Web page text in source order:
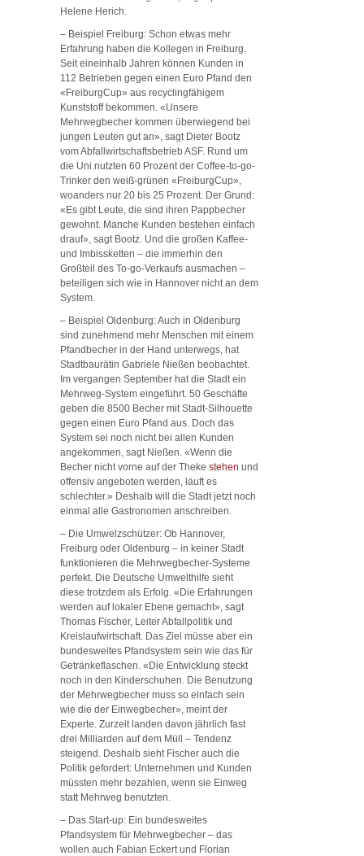
Helene Herich.
– Beispiel Freiburg: Schon etwas mehr
Erfahrung haben die Kollegen in Freiburg.
Seit eineinhalb Jahren können Kunden in
112 Betrieben gegen einen Euro Pfand den
«FreiburgCup» aus recyclingfähigem
Kunststoff bekommen. «Unsere
Mehrwegbecher kommen überwiegend bei
jungen Leuten gut an», sagt Dieter Bootz
vom Abfallwirtschaftsbetrieb ASF. Rund um
die Uni nutzten 60 Prozent der Coffee-to-go-
Trinker den weiß-grünen «FreiburgCup»,
woanders nur 20 bis 25 Prozent. Der Grund:
«Es gibt Leute, die sind ihren Pappbecher
gewohnt. Manche Kunden bestehen einfach
drauf», sagt Bootz. Und die großen Kaffee-
und Imbissketten – die immerhin den
Großteil des To-go-Verkaufs ausmachen –
beteiligen sich wie in Hannover nicht an dem
System.
– Beispiel Oldenburg: Auch in Oldenburg
sind zunehmend mehr Menschen mit einem
Pfandbecher in der Hand unterwegs, hat
Stadtbaurätin Gabriele Nießen beobachtet.
Im vergangen September hat die Stadt ein
Mehrweg-System eingeführt. 50 Geschäfte
geben die 8500 Becher mit Stadt-Silhouette
gegen einen Euro Pfand aus. Doch das
System sei noch nicht bei allen Kunden
angekommen, sagt Nießen. «Wenn die
Becher nicht vorne auf der Theke stehen und
offensiv angeboten werden, läuft es
schlechter.» Deshalb will die Stadt jetzt noch
einmal alle Gastronomen anschreiben.
– Die Umwelzschützer: Ob Hannover,
Freiburg oder Oldenburg – in keiner Stadt
funktionieren die Mehrwegbecher-Systeme
perfekt. Die Deutsche Umwelthilfe sieht
diese trotzdem als Erfolg. «Die Erfahrungen
werden auf lokaler Ebene gemacht», sagt
Thomas Fischer, Leiter Abfallpolitik und
Kreislaufwirtschaft. Das Ziel müsse aber ein
bundesweites Pfandsystem sein wie das für
Getränkeflaschen. «Die Entwicklung steckt
noch in den Kinderschuhen. Die Benutzung
der Mehrwegbecher muss so einfach sein
wie die der Einwegbecher», meint der
Experte. Zurzeit landen davon jährlich fast
drei Milliarden auf dem Müll – Tendenz
steigend. Deshalb sieht Fischer auch die
Politik gefordert: Unternehmen und Kunden
müssten mehr bezahlen, wenn sie Einweg
statt Mehrweg benutzten.
– Das Start-up: Ein bundesweites
Pfandsystem für Mehrwegbecher – das
wollen auch Fabian Eckert und Florian